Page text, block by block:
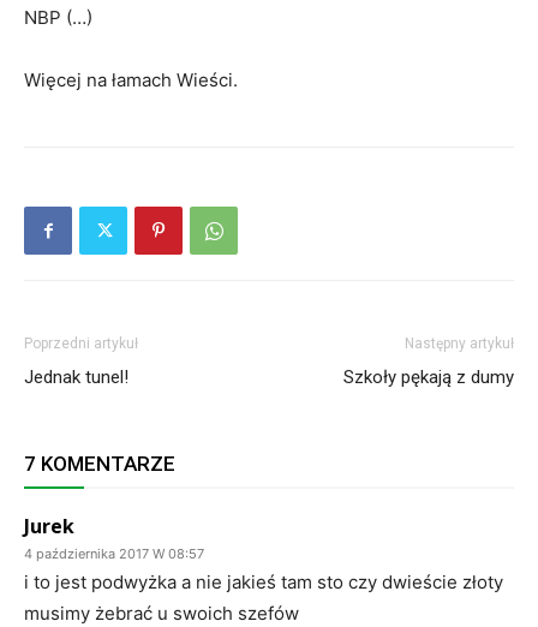
NBP (…)
Więcej na łamach Wieści.
Poprzedni artykuł
Jednak tunel!
Następny artykuł
Szkoły pękają z dumy
7 KOMENTARZE
Jurek
4 października 2017 W 08:57
i to jest podwyżka a nie jakieś tam sto czy dwieście złoty
musimy żebrać u swoich szefów